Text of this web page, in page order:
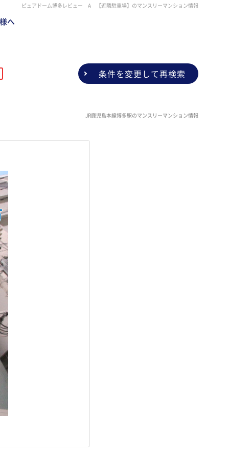
ピュアドーム博多レビュー A 【近隣駐車場】のマンスリーマンション情報
へ
条件を変更して再検索
JR鹿児島本線博多駅のマンスリーマンション情報